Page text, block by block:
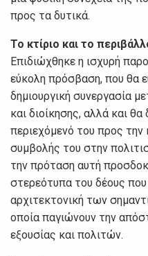
προς τα δυτικά.
Το κτίριο και το
Επιδιώχθηκε η ισχυρή
εύκολη πρόσβαση, που θα
δημιουργική συνεργασία
και διοίκησης, αλλά και
περιεχόμενό του προς την
συμβολής του στην
την πρόταση αυτή
στερεότυπα του δέους που
αρχιτεκτονική των
οποία παγιώνουν την
εξουσίας και πολιτών.